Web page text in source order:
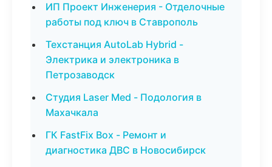
ИП Проект Инженерия - Отделочные
работы под ключ в Ставрополь
Техстанция AutoLab Hybrid -
Электрика и электроника в
Петрозаводск
Студия Laser Med - Подология в
Махачкала
ГК FastFix Box - Ремонт и
диагностика ДВС в Новосибирск